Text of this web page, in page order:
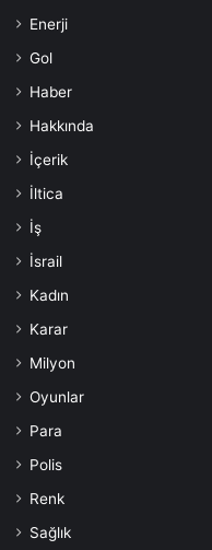
Enerji
Gol
Haber
Hakkında
İçerik
İltica
İş
İsrail
Kadın
Karar
Milyon
Oyunlar
Para
Polis
Renk
Sağlık